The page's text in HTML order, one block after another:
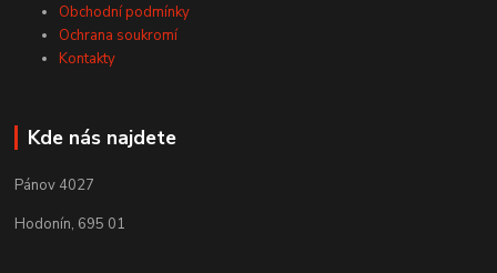
Obchodní podmínky
Ochrana soukromí
Kontakty
Kde nás najdete
Pánov 4027
Hodonín, 695 01